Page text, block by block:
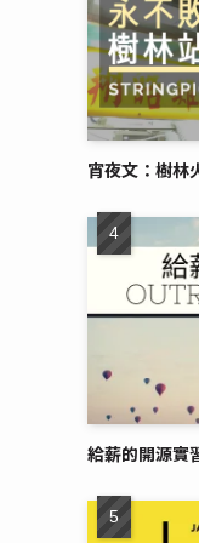
宵夜文：樹林
給薪的開源